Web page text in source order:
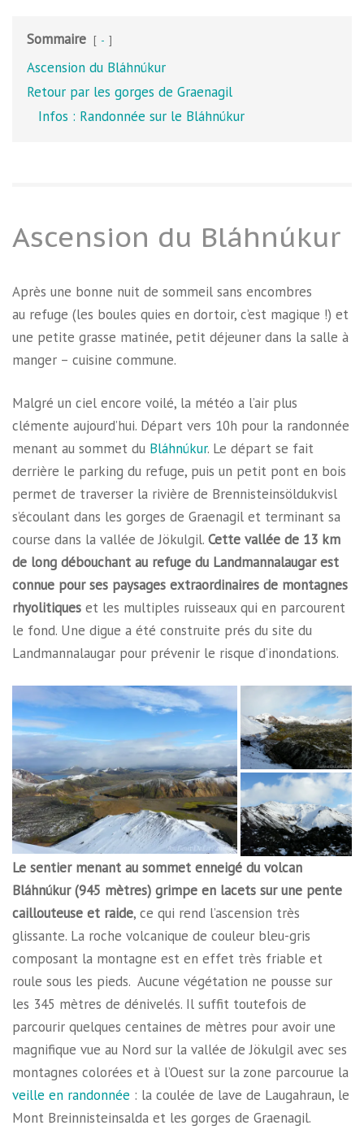
Sommaire -
Ascension du Bláhnúkur
Retour par les gorges de Graenagil
Infos : Randonnée sur le Bláhnúkur
Ascension du Bláhnúkur
Après une bonne nuit de sommeil sans encombres
au refuge (les boules quies en dortoir, c’est magique !) et
une petite grasse matinée, petit déjeuner dans la salle à
manger – cuisine commune.
Malgré un ciel encore voilé, la météo a l’air plus
clémente aujourd’hui. Départ vers 10h pour la randonnée
menant au sommet du Bláhnúkur. Le départ se fait
derrière le parking du refuge, puis un petit pont en bois
permet de traverser la rivière de Brennisteinsöldukvisl
s’écoulant dans les gorges de Graenagil et terminant sa
course dans la vallée de Jökulgil. Cette vallée de 13 km
de long débouchant au refuge du Landmannalaugar est
connue pour ses paysages extraordinaires de montagnes
rhyolitiques et les multiples ruisseaux qui en parcourent
le fond. Une digue a été construite prés du site du
Landmannalaugar pour prévenir le risque d’inondations.
Le sentier menant au sommet enneigé du volcan
Bláhnúkur (945 mètres) grimpe en lacets sur une pente
caillouteuse et raide, ce qui rend l’ascension très
glissante. La roche volcanique de couleur bleu-gris
composant la montagne est en effet très friable et
roule sous les pieds. Aucune végétation ne pousse sur
les 345 mètres de dénivelés. Il suffit toutefois de
parcourir quelques centaines de mètres pour avoir une
magnifique vue au Nord sur la vallée de Jökulgil avec ses
montagnes colorées et à l’Ouest sur la zone parcourue la
veille en randonnée : la coulée de lave de Laugahraun, le
Mont Breinnisteinsalda et les gorges de Graenagil.